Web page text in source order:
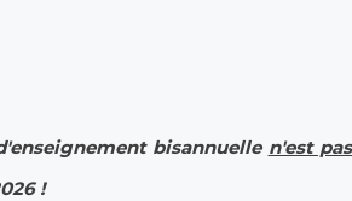
bisannuelle n'est pas
!